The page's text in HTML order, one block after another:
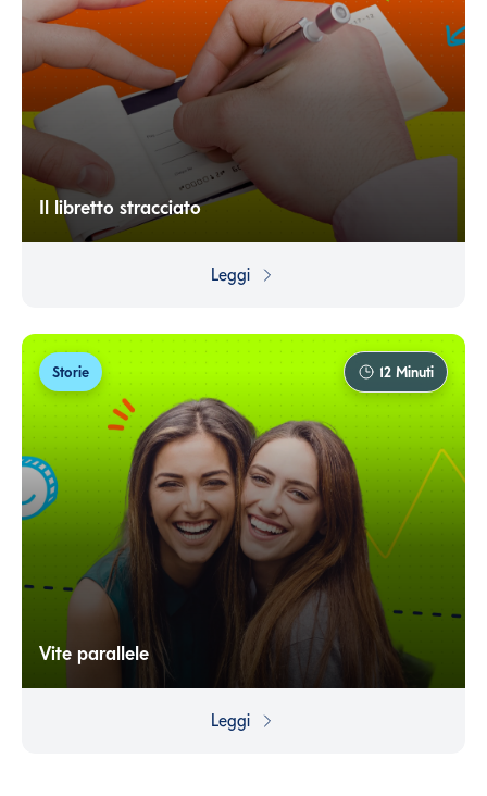
Il libretto stracciato
Oggi esistono diversi strumenti di accumulo del capitale
ma il concetto di risparmio forzoso nasce dall’esigenza
Leggi
Storie 12 Minuti
Vite parallele
Risparmiare dovrebbe essere più semplice se si ha un
Invece non è sempre così: risparmiare è prima di tutto
Leggi